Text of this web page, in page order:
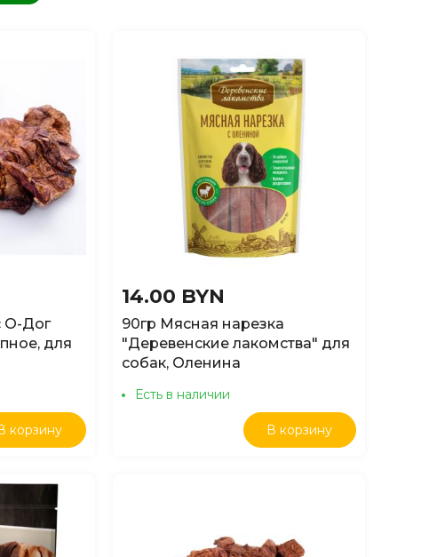
О-Дог
для
корзину
14.00 BYN
90гр Мясная нарезка
"Деревенские лакомства" для
собак, Оленина
Есть в наличии
В корзину